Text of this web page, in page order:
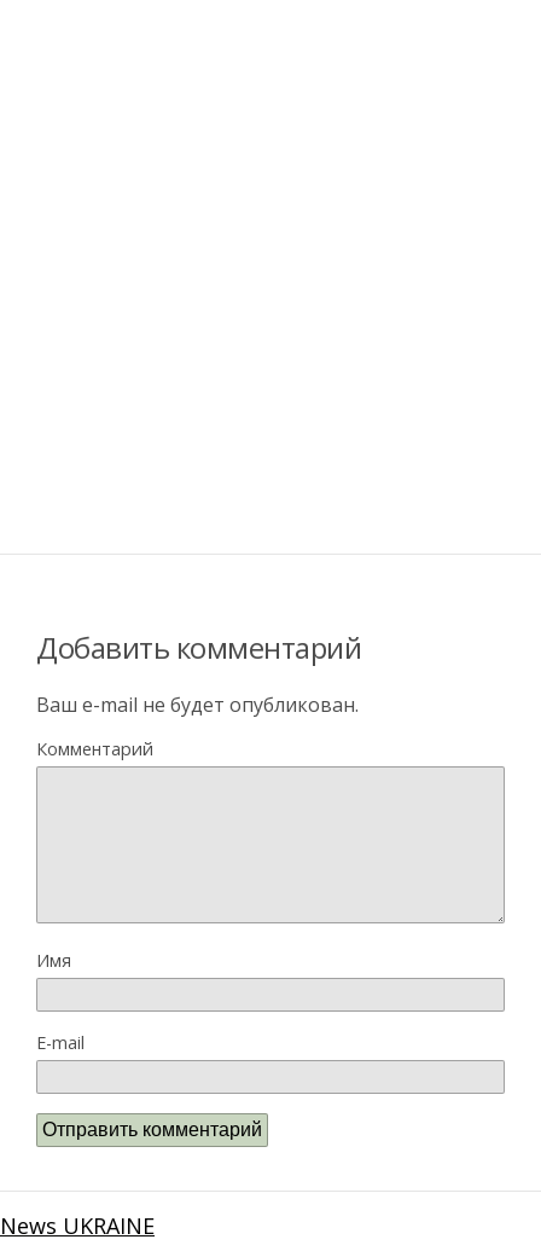
Добавить комментарий
Ваш e-mail не будет опубликован.
Комментарий
Имя
E-mail
News UKRAINE